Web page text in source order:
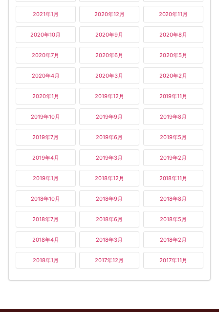
2021年1月 2020年12月 2020年11月
2020年10月 2020年9月 2020年8月
2020年7月 2020年6月 2020年5月
2020年4月 2020年3月 2020年2月
2020年1月 2019年12月 2019年11月
2019年10月 2019年9月 2019年8月
2019年7月 2019年6月 2019年5月
2019年4月 2019年3月 2019年2月
2019年1月 2018年12月 2018年11月
2018年10月 2018年9月 2018年8月
2018年7月 2018年6月 2018年5月
2018年4月 2018年3月 2018年2月
2018年1月 2017年12月 2017年11月